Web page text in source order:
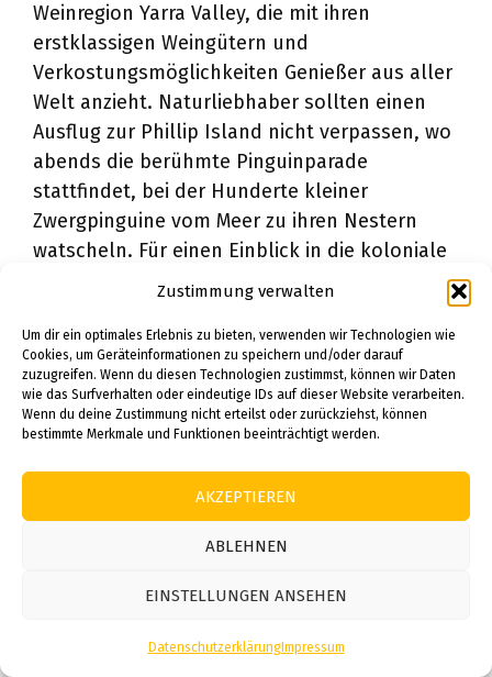
Zustimmung verwalten
Um dir ein optimales Erlebnis zu bieten, verwenden wir Technologien wie
Cookies, um Geräteinformationen zu speichern und/oder darauf
zuzugreifen. Wenn du diesen Technologien zustimmst, können wir Daten
wie das Surfverhalten oder eindeutige IDs auf dieser Website verarbeiten.
Wenn du deine Zustimmung nicht erteilst oder zurückziehst, können
bestimmte Merkmale und Funktionen beeinträchtigt werden.
AKZEPTIEREN
ABLEHNEN
EINSTELLUNGEN ANSEHEN
DatenschutzerklärungImpressum
Weinregion Yarra Valley, die mit ihren
erstklassigen Weingütern und
Verkostungsmöglichkeiten Genießer aus aller
Welt anzieht. Naturliebhaber sollten einen
Ausflug zur Phillip Island nicht verpassen, wo
abends die berühmte Pinguinparade
stattfindet, bei der Hunderte kleiner
Zwergpinguine vom Meer zu ihren Nestern
watscheln. Für einen Einblick in die koloniale
Vergangenheit Australiens empfiehlt sich ein
Ballarat mit ihrem lebendigen
Freilichtmuseum Sovereign Hill. Die
traumhaften Strände und farbenfrohen
Strandhäuschen von Brighton Beach lassen
erreichen und bieten einen perfekten
Kontrast zum urbanen Stadterlebnis. Wer
längere Roadtrips bevorzugt, kann von
National Park aufbrechen, wo spektakuläre
Felsformationen, Aboriginal-Felskunst und